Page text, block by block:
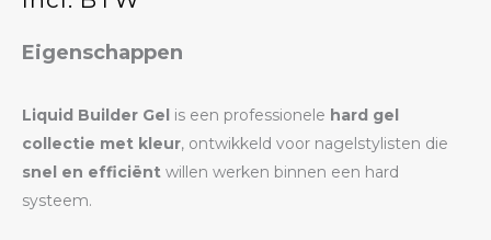
was:
€25.35.
is:
€19.30.
Eigenschappen
Liquid Builder Gel is een professionele hard gel
collectie met kleur, ontwikkeld voor nagelstylisten die
snel en efficiënt willen werken binnen een hard
systeem.